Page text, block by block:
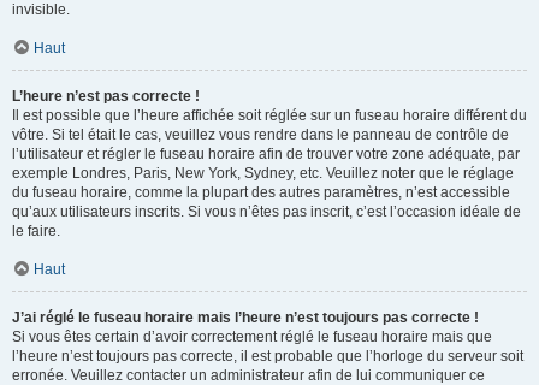
invisible.
Haut
L’heure n’est pas correcte !
Il est possible que l’heure affichée soit réglée sur un fuseau horaire différent du
vôtre. Si tel était le cas, veuillez vous rendre dans le panneau de contrôle de
l’utilisateur et régler le fuseau horaire afin de trouver votre zone adéquate, par
exemple Londres, Paris, New York, Sydney, etc. Veuillez noter que le réglage
du fuseau horaire, comme la plupart des autres paramètres, n’est accessible
qu’aux utilisateurs inscrits. Si vous n’êtes pas inscrit, c’est l’occasion idéale de
le faire.
Haut
J’ai réglé le fuseau horaire mais l’heure n’est toujours pas correcte !
Si vous êtes certain d’avoir correctement réglé le fuseau horaire mais que
l’heure n’est toujours pas correcte, il est probable que l’horloge du serveur soit
erronée. Veuillez contacter un administrateur afin de lui communiquer ce